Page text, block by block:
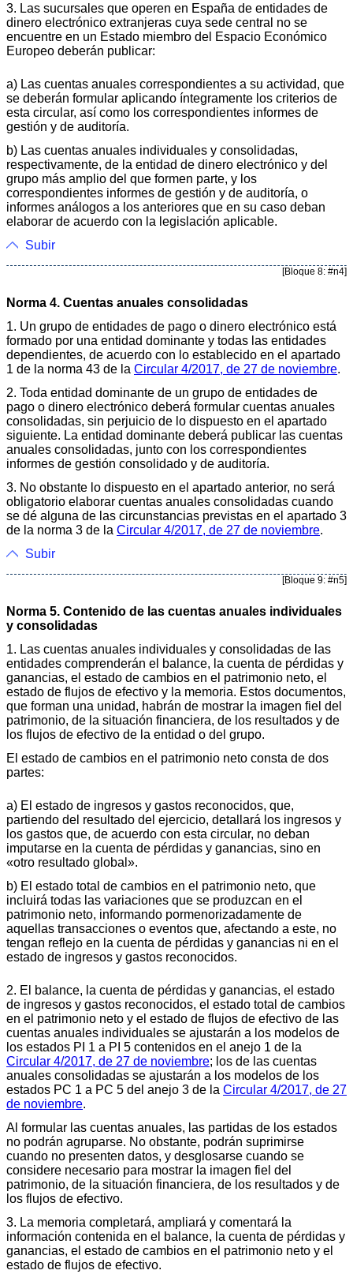
3. Las sucursales que operen en España de entidades de
dinero electrónico extranjeras cuya sede central no se
encuentre en un Estado miembro del Espacio Económico
Europeo deberán publicar:
a) Las cuentas anuales correspondientes a su actividad, que
se deberán formular aplicando íntegramente los criterios de
esta circular, así como los correspondientes informes de
gestión y de auditoría.
b) Las cuentas anuales individuales y consolidadas,
respectivamente, de la entidad de dinero electrónico y del
grupo más amplio del que formen parte, y los
correspondientes informes de gestión y de auditoría, o
informes análogos a los anteriores que en su caso deban
elaborar de acuerdo con la legislación aplicable.
Subir
[Bloque 8: #n4]
Norma 4. Cuentas anuales consolidadas
1. Un grupo de entidades de pago o dinero electrónico está
formado por una entidad dominante y todas las entidades
dependientes, de acuerdo con lo establecido en el apartado
1 de la norma 43 de la Circular 4/2017, de 27 de noviembre.
2. Toda entidad dominante de un grupo de entidades de
pago o dinero electrónico deberá formular cuentas anuales
consolidadas, sin perjuicio de lo dispuesto en el apartado
siguiente. La entidad dominante deberá publicar las cuentas
anuales consolidadas, junto con los correspondientes
informes de gestión consolidado y de auditoría.
3. No obstante lo dispuesto en el apartado anterior, no será
obligatorio elaborar cuentas anuales consolidadas cuando
se dé alguna de las circunstancias previstas en el apartado 3
de la norma 3 de la Circular 4/2017, de 27 de noviembre.
Subir
[Bloque 9: #n5]
Norma 5. Contenido de las cuentas anuales individuales
y consolidadas
1. Las cuentas anuales individuales y consolidadas de las
entidades comprenderán el balance, la cuenta de pérdidas y
ganancias, el estado de cambios en el patrimonio neto, el
estado de flujos de efectivo y la memoria. Estos documentos,
que forman una unidad, habrán de mostrar la imagen fiel del
patrimonio, de la situación financiera, de los resultados y de
los flujos de efectivo de la entidad o del grupo.
El estado de cambios en el patrimonio neto consta de dos
partes:
a) El estado de ingresos y gastos reconocidos, que,
partiendo del resultado del ejercicio, detallará los ingresos y
los gastos que, de acuerdo con esta circular, no deban
imputarse en la cuenta de pérdidas y ganancias, sino en
«otro resultado global».
b) El estado total de cambios en el patrimonio neto, que
incluirá todas las variaciones que se produzcan en el
patrimonio neto, informando pormenorizadamente de
aquellas transacciones o eventos que, afectando a este, no
tengan reflejo en la cuenta de pérdidas y ganancias ni en el
estado de ingresos y gastos reconocidos.
2. El balance, la cuenta de pérdidas y ganancias, el estado
de ingresos y gastos reconocidos, el estado total de cambios
en el patrimonio neto y el estado de flujos de efectivo de las
cuentas anuales individuales se ajustarán a los modelos de
los estados PI 1 a PI 5 contenidos en el anejo 1 de la
Circular 4/2017, de 27 de noviembre; los de las cuentas
anuales consolidadas se ajustarán a los modelos de los
estados PC 1 a PC 5 del anejo 3 de la Circular 4/2017, de 27
de noviembre.
Al formular las cuentas anuales, las partidas de los estados
no podrán agruparse. No obstante, podrán suprimirse
cuando no presenten datos, y desglosarse cuando se
considere necesario para mostrar la imagen fiel del
patrimonio, de la situación financiera, de los resultados y de
los flujos de efectivo.
3. La memoria completará, ampliará y comentará la
información contenida en el balance, la cuenta de pérdidas y
ganancias, el estado de cambios en el patrimonio neto y el
estado de flujos de efectivo.